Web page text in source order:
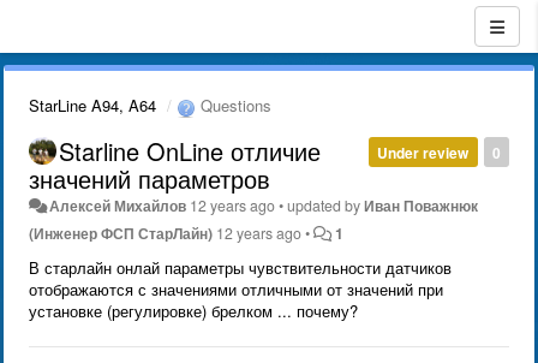
StarLine A94, A64 Questions
0
Under review
Starline OnLine отличие
значений параметров
Алексей Михайлов 12 years ago•updated byИван Поважнюк
(Инженер ФСП СтарЛайн) 12 years ago• 1
В старлайн онлай параметры чувствительности датчиков
отображаются с значениями отличными от значений при
установке (регулировке) брелком ... почему?